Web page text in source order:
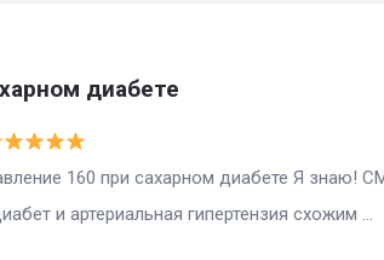
диабете
160 при сахарном диабете Я знаю!
и артериальная гипертензия схожим ...